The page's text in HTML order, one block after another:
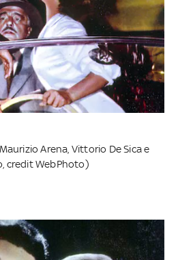
Arena, Vittorio De Sica e
credit WebPhoto)